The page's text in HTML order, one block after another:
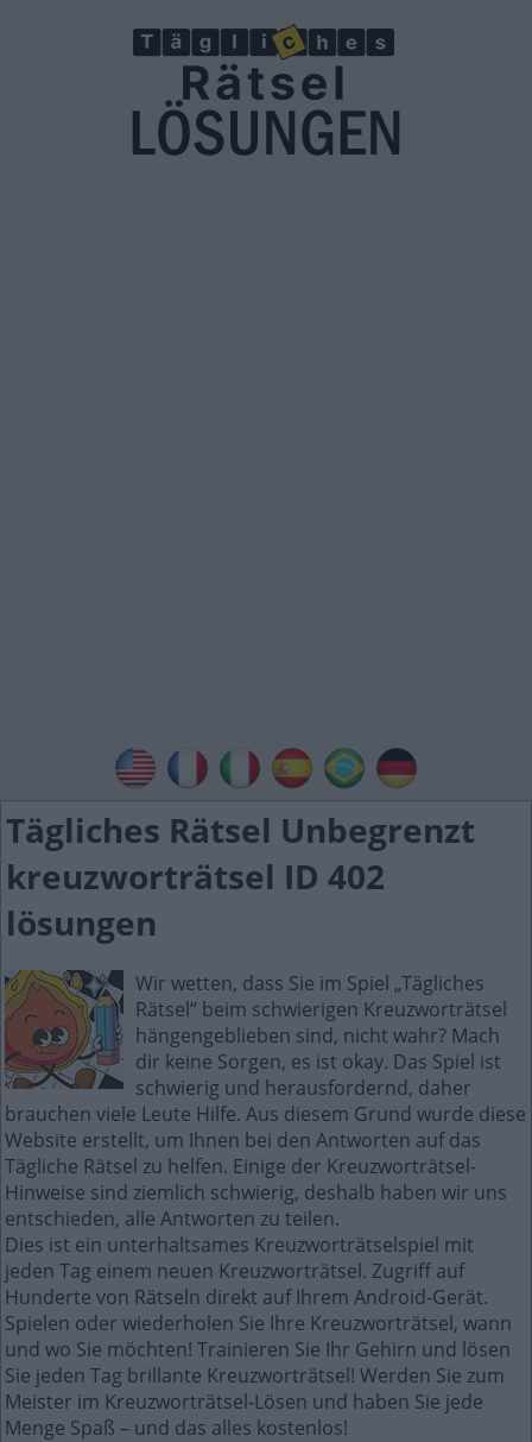
Tägliches Rätsel Unbegrenzt
kreuzworträtsel ID 402
lösungen
Wir wetten, dass Sie im Spiel „Tägliches
Rätsel“ beim schwierigen Kreuzworträtsel
hängengeblieben sind, nicht wahr? Mach
dir keine Sorgen, es ist okay. Das Spiel ist
schwierig und herausfordernd, daher
brauchen viele Leute Hilfe. Aus diesem Grund wurde diese
Website erstellt, um Ihnen bei den Antworten auf das
Tägliche Rätsel zu helfen. Einige der Kreuzworträtsel-
Hinweise sind ziemlich schwierig, deshalb haben wir uns
entschieden, alle Antworten zu teilen.
Dies ist ein unterhaltsames Kreuzworträtselspiel mit
jeden Tag einem neuen Kreuzworträtsel. Zugriff auf
Hunderte von Rätseln direkt auf Ihrem Android-Gerät.
Spielen oder wiederholen Sie Ihre Kreuzworträtsel, wann
und wo Sie möchten! Trainieren Sie Ihr Gehirn und lösen
Sie jeden Tag brillante Kreuzworträtsel! Werden Sie zum
Meister im Kreuzworträtsel-Lösen und haben Sie jede
Menge Spaß – und das alles kostenlos!